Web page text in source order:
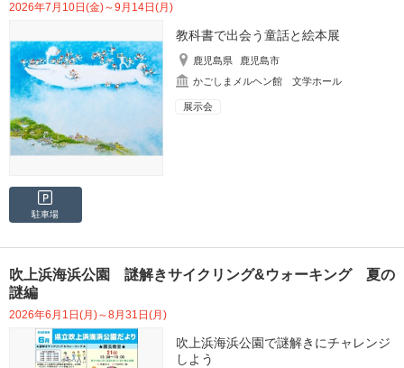
2026年7月10日(金)～9月14日(月)
教科書で出会う童話と絵本展
鹿児島県
鹿児島市
かごしまメルヘン館 文学ホール
展示会
駐車場
吹上浜海浜公園 謎解きサイクリング&ウォーキング 夏の
謎編
2026年6月1日(月)～8月31日(月)
吹上浜海浜公園で謎解きにチャレンジ
しよう